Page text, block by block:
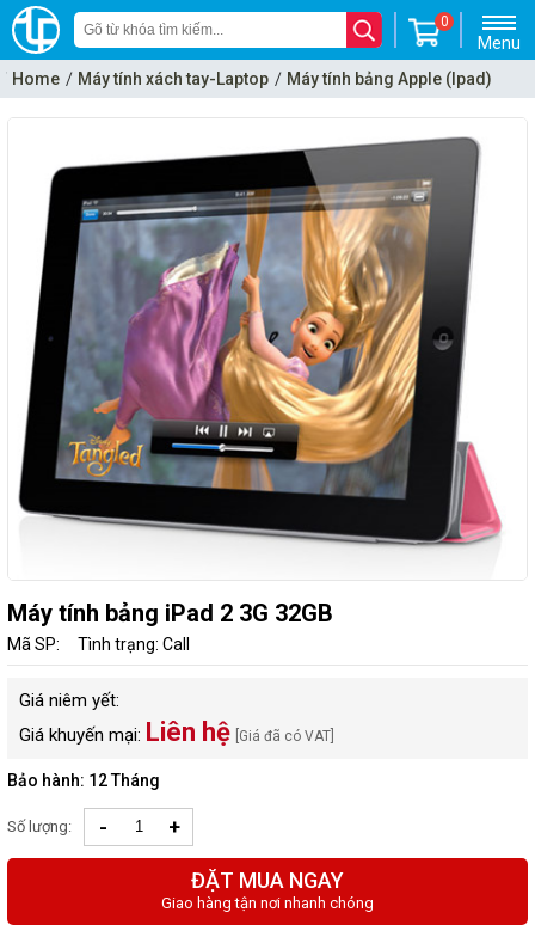
Menu
0
Home Máy tính xách tay-Laptop Máy tính bảng Apple (Ipad)
Máy tính bảng iPad 2 3G 32GB
Mã SP: Tình trạng: Call
Giá niêm yết:
Giá khuyến mại: Liên hệ [Giá đã có VAT]
Bảo hành: 12 Tháng
Số lượng: - +
ĐẶT MUA NGAY
Giao hàng tận nơi nhanh chóng